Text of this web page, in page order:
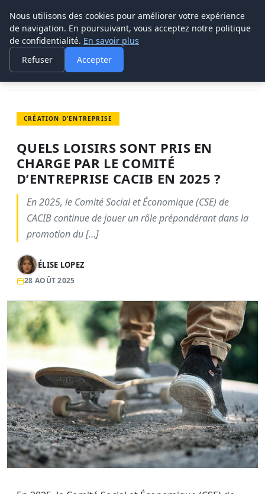
POUVOIR OUVRIER
ACCUEIL
CRÉATION D’ENTREPRISE
QUELS LOISIRS SONT PRIS EN CHARGE PAR LE COMITÉ…
CRÉATION D’ENTREPRISE
QUELS LOISIRS SONT PRIS EN
CHARGE PAR LE COMITÉ
D’ENTREPRISE CACIB EN 2025 ?
En 2025, le Comité Social et Économique (CSE) de
CACIB continue de jouer un rôle prépondérant dans la
promotion du […]
ÉLISE LOPEZ
28 AOÛT 2025
Nous utilisons des cookies pour améliorer votre expérience
de navigation. En poursuivant, vous acceptez notre politique
de confidentialité. En savoir plus
Refuser
Accepter